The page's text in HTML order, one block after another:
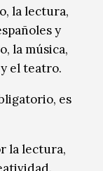
la lectura,
y
la música,
el teatro.
es
la lectura,